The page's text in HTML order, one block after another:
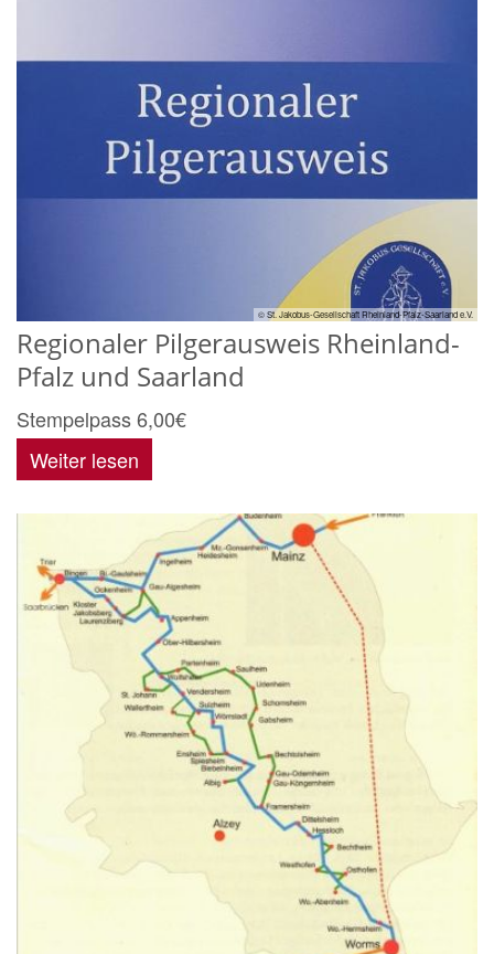
© St. Jakobus-Gesellschaft Rheinland-Pfalz-Saarland e.V.
Regionaler Pilgerausweis Rheinland-
Pfalz und Saarland
Stempelpass 6,00€
Weiter lesen